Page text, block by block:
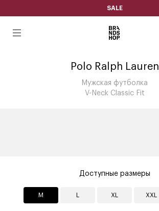
SALE
Polo Ralph Lauren
Мужская футболка
V-Neck Classic Fit
Доступные размеры
M XL XXL